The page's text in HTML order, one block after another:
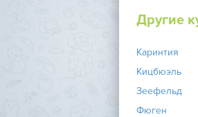
Другие
Каринтия
Кицбюэль
Зеефельд
Фюген